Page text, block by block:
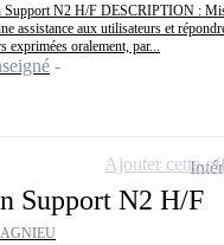
Support N2 H/F DESCRIPTION :
assistance aux utilisateurs et
exprimées oralement, par...
Support N2 H/F
Ajouter cette